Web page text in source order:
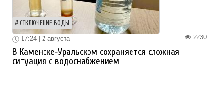
ОТКЛЮЧЕНИЕ ВОДЫ
2230
17:24 | 2 августа
В Каменске‑Уральском сохраняется сложная
ситуация с водоснабжением